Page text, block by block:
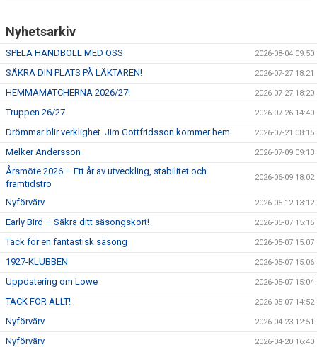
Nyhetsarkiv
SPELA HANDBOLL MED OSS 2026-08-04 09:50
SÄKRA DIN PLATS PÅ LÄKTAREN! 2026-07-27 18:21
HEMMAMATCHERNA 2026/27! 2026-07-27 18:20
Truppen 26/27 2026-07-26 14:40
Drömmar blir verklighet. Jim Gottfridsson kommer hem. 2026-07-21 08:15
Melker Andersson 2026-07-09 09:13
Årsmöte 2026 – Ett år av utveckling, stabilitet och
framtidstro
2026-06-09 18:02
Nyförvärv 2026-05-12 13:12
Early Bird – Säkra ditt säsongskort! 2026-05-07 15:15
Tack för en fantastisk säsong 2026-05-07 15:07
1927-KLUBBEN 2026-05-07 15:06
Uppdatering om Lowe 2026-05-07 15:04
TACK FÖR ALLT! 2026-05-07 14:52
Nyförvärv 2026-04-23 12:51
Nyförvärv 2026-04-20 16:40